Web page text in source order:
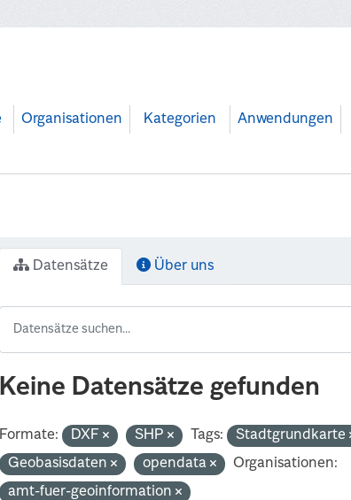
Organisationen Kategorien Anwendungen
Datensätze Über uns
Keine Datensätze gefunden
Formate: DXF SHP Tags:
Stadtgrundkarte
Geobasisdaten
opendata
Organisationen:
amt-fuer-geoinformation